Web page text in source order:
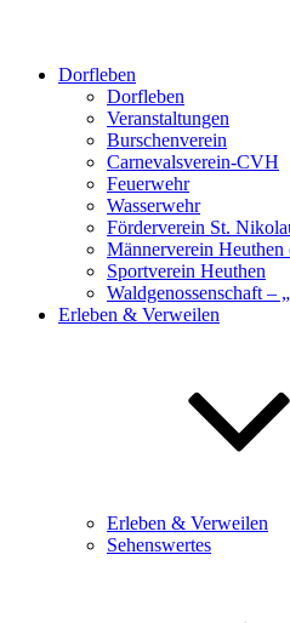
Dorfleben
Dorfleben
Veranstaltungen
Burschenverein
Carnevalsverein-CVH
Feuerwehr
Wasserwehr
Förderverein St.
Männerverein Heuthen
Sportverein Heuthen
Waldgenossenschaft –
Erleben & Verweilen
Erleben & Verweilen
Sehenswertes